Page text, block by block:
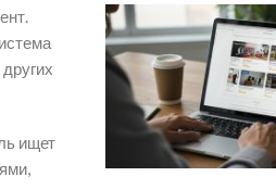
ищет